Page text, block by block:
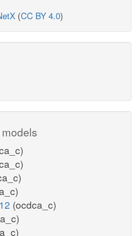
(CC BY 4.0)
(ocdca_c)